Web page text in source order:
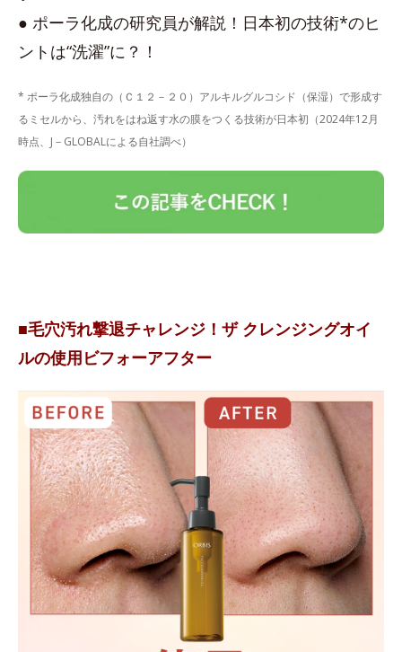
● ポーラ化成の研究員が解説！日本初の技術*のヒ
ントは“洗濯”に？！
* ポーラ化成独自の（Ｃ１２－２０）アルキルグルコシド（保湿）で形成す
るミセルから、汚れをはね返す水の膜をつくる技術が日本初（2024年12月
時点、J－GLOBALによる自社調べ）
■毛穴汚れ撃退チャレンジ！ザ クレンジングオイ
ルの使用ビフォーアフター